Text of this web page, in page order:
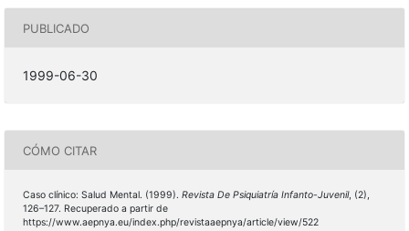
PUBLICADO
1999-06-30
CÓMO CITAR
Caso clínico: Salud Mental. (1999). Revista De Psiquiatría Infanto-Juvenil, (2),
126–127. Recuperado a partir de
https://www.aepnya.eu/index.php/revistaaepnya/article/view/522